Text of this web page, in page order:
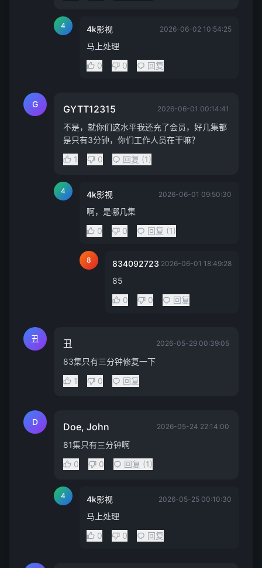
4 4k影视 2026-06-02 10:54:25
马上处理
0
0 回复
G GYTT12315 2026-06-01 00:14:41
不是，就你们这水平我还充了会员，好几集都
是只有3分钟，你们工作人员在干嘛？
1
0 回复 (1)
4 4k影视 2026-06-01 09:50:30
啊，是哪几集
0
0 回复 (1)
8 834092723 2026-06-01 18:49:28
85
0
0 回复
丑 丑 2026-05-29 00:39:05
83集只有三分钟修复一下
1
0 回复
D Doe, John 2026-05-24 22:14:00
81集只有三分钟啊
0
0 回复 (1)
4 4k影视 2026-05-25 00:10:30
马上处理
0
0 回复